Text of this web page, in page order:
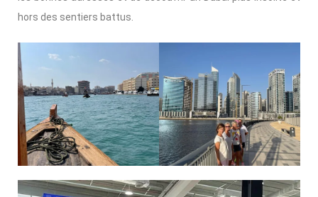
hors des sentiers battus.